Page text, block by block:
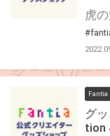
Fantia
グ
tion